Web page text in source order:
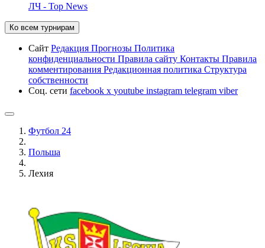
ЛЧ - Top News
Ко всем турнирам
Сайт Редакция Прогнозы Политика
конфиденциальности Правила сайту Контакты Правила
комментирования Редакционная политика Структура
собственности
Соц. сети facebook x youtube instagram telegram viber
Футбол 24
Польша
Лехия